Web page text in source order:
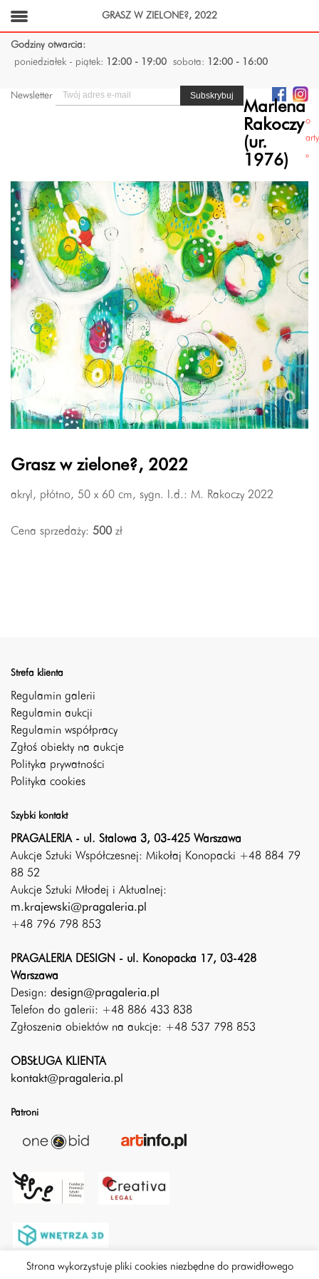
Godziny otwarcia:
poniedziałek - piątek:
12:00 - 19:00 sobota: 12:00 - 16:00
Newsletter
Marlena
Rakoczy
(ur.
1976)
o
»
Grasz w zielone?, 2022
akryl, płótno, 50 x 60 cm, sygn. l.d.: M. Rakoczy 2022
Cena sprzedaży: 500 zł
Strefa klienta
Regulamin galerii
Regulamin aukcji
Regulamin współpracy
Zgłoś obiekty na aukcje
Polityka prywatności
Polityka cookies
Szybki kontakt
PRAGALERIA - ul. Stalowa 3, 03-425 Warszawa
Aukcje Sztuki Współczesnej: Mikołaj Konopacki +48 884 79
88 52
Aukcje Sztuki Młodej i Aktualnej:
m.krajewski@pragaleria.pl
+48 796 798 853
PRAGALERIA DESIGN - ul. Konopacka 17, 03-428
Warszawa
Design: design@pragaleria.pl
Telefon do galerii: +48 886 433 838
Zgłoszenia obiektów na aukcje: +48 537 798 853
OBSŁUGA KLIENTA
kontakt@pragaleria.pl
Patroni
Strona wykorzystuje pliki cookies niezbędne do prawidłowego
GRASZ W ZIELONE?, 2022